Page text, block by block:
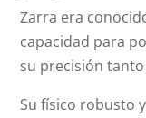
Zarra era
capacidad para
su precisión
Su físico robusto